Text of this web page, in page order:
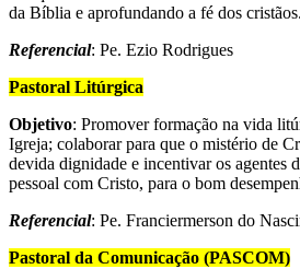
da Bíblia e aprofundando a fé dos cristãos.
Referencial: Pe. Ezio Rodrigues
Pastoral Litúrgica
Objetivo: Promover formação na vida
Igreja; colaborar para que o mistério de
devida dignidade e incentivar os agentes
pessoal com Cristo, para o bom
Referencial: Pe. Franciermerson do
Pastoral da Comunicação (PASCOM)